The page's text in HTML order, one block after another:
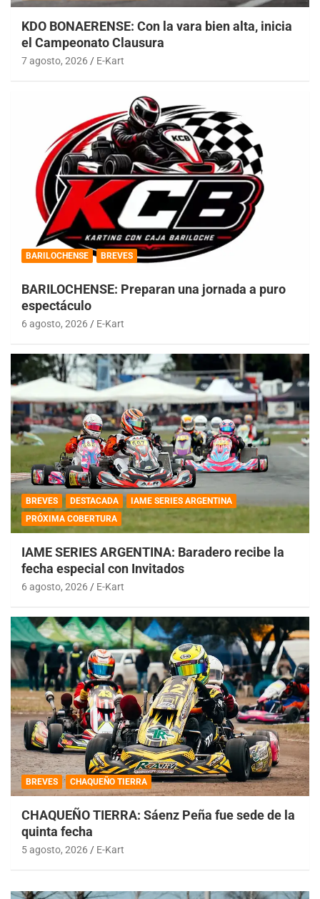
KDO BONAERENSE: Con la vara bien alta, inicia
el Campeonato Clausura
7 agosto, 2026 E-Kart
BARILOCHENSE BREVES
BARILOCHENSE: Preparan una jornada a puro
espectáculo
6 agosto, 2026 E-Kart
BREVES DESTACADA
IAME SERIES ARGENTINA
PRÓXIMA COBERTURA
IAME SERIES ARGENTINA: Baradero recibe la
fecha especial con Invitados
6 agosto, 2026 E-Kart
BREVES CHAQUEÑO TIERRA
CHAQUEÑO TIERRA: Sáenz Peña fue sede de la
quinta fecha
5 agosto, 2026 E-Kart